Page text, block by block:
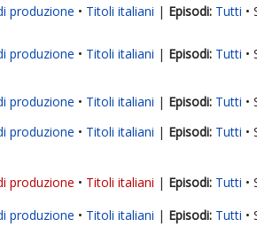
produzione Titoli italiani | Tutti
produzione Titoli italiani | Tutti
produzione Titoli italiani | Tutti
produzione Titoli italiani | Tutti
produzione Titoli italiani | Tutti
produzione Titoli italiani | Tutti